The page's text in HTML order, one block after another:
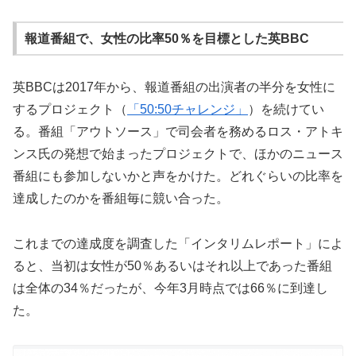
報道番組で、女性の比率50％を目標とした英BBC
英BBCは2017年から、報道番組の出演者の半分を女性に
するプロジェクト（
「50:50チャレンジ」
）を続けてい
る。番組「アウトソース」で司会者を務めるロス・アトキ
ンス氏の発想で始まったプロジェクトで、ほかのニュース
番組にも参加しないかと声をかけた。どれぐらいの比率を
達成したのかを番組毎に競い合った。
これまでの達成度を調査した「インタリムレポート」によ
ると、当初は女性が50％あるいはそれ以上であった番組
は全体の34％だったが、今年3月時点では66％に到達し
た。